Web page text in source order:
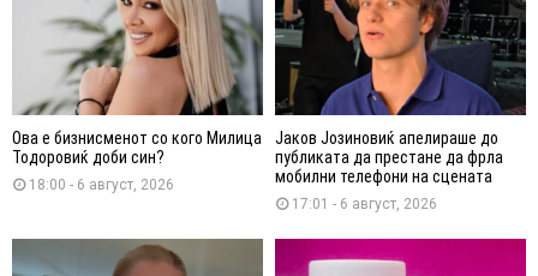
Ова е бизнисменот со кого Милица
Тодоровиќ доби син?
18:00 - 6 август, 2026
Јаков Јозиновиќ апелираше до
публиката да престане да фрла
мобилни телефони на сцената
17:01 - 6 август, 2026